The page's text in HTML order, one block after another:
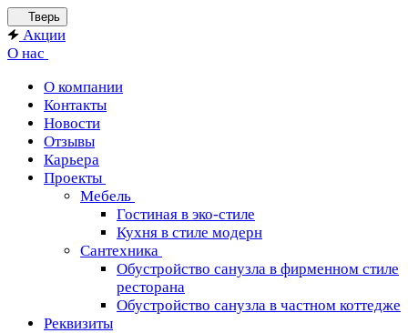
Тверь
Акции
О нас
О компании
Контакты
Новости
Отзывы
Карьера
Проекты
Мебель
Гостиная в эко-стиле
Кухня в стиле модерн
Сантехника
Обустройство санузла в фирменном стиле
ресторана
Обустройство санузла в частном коттедже
Реквизиты